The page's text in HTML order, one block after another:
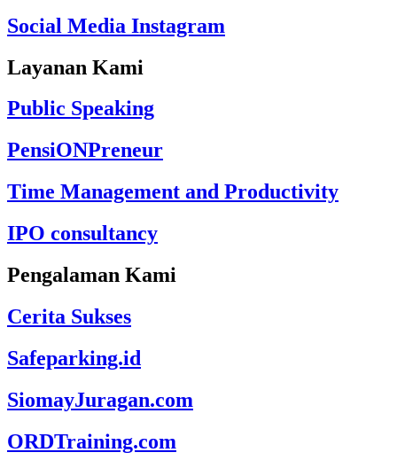
Social Media Instagram
Layanan Kami
Public Speaking
PensiONPreneur
Time Management and Productivity
IPO consultancy
Pengalaman Kami
Cerita Sukses
Safeparking.id
SiomayJuragan.com
ORDTraining.com